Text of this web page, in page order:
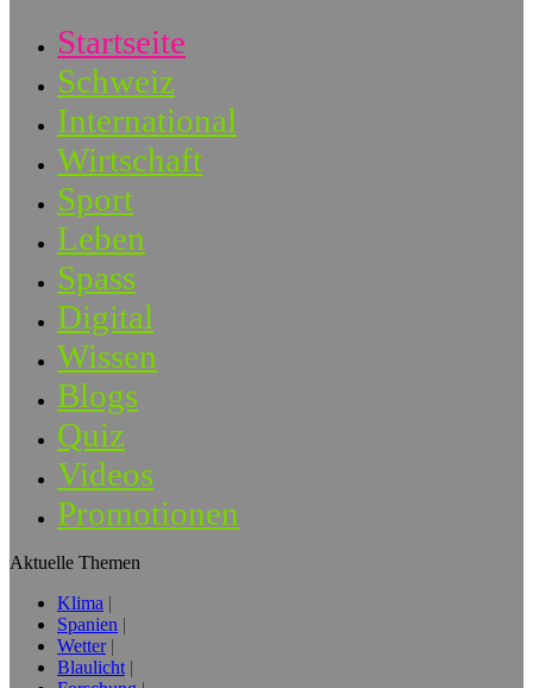
Startseite
Schweiz
International
Wirtschaft
Sport
Leben
Spass
Digital
Wissen
Blogs
Quiz
Videos
Promotionen
Aktuelle Themen
Klima
Spanien
Wetter
Blaulicht